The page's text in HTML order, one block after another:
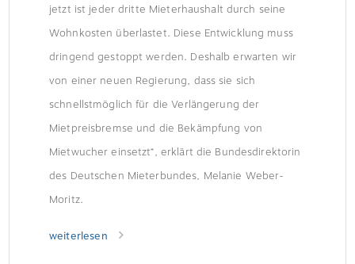
jetzt ist jeder dritte Mieterhaushalt durch seine
Wohnkosten überlastet. Diese Entwicklung muss
dringend gestoppt werden. Deshalb erwarten wir
von einer neuen Regierung, dass sie sich
schnellstmöglich für die Verlängerung der
Mietpreisbremse und die Bekämpfung von
Mietwucher einsetzt“, erklärt die Bundesdirektorin
des Deutschen Mieterbundes, Melanie Weber-
Moritz.
weiterlesen